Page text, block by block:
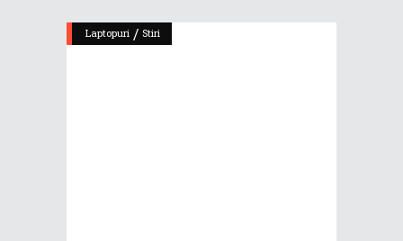
Laptopuri / Stiri